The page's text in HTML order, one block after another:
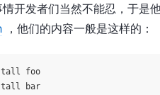
开发者们当然不能忍，于是
，他们的内容一般是这样的：
foo